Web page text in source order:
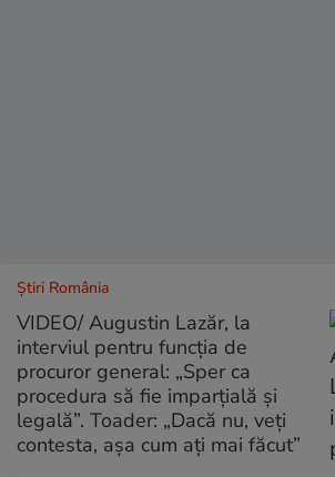
Știri România
VIDEO/ Augustin Lazăr, la
interviul pentru funcția de
procuror general: „Sper ca
procedura să fie imparțială și
legală”. Toader: „Dacă nu, veți
contesta, așa cum ați mai făcut”